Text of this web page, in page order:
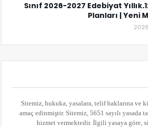
9, 10, 11, 12.Sınıf 2026-2027 Edebiyat Yıllık
Planları | Yeni
Sitemiz, hukuka, yasalara, telif haklarına ve
amaç edinmiştir. Sitemiz, 5651 sayılı yasada
hizmet vermektedir. İlgili yasaya göre,